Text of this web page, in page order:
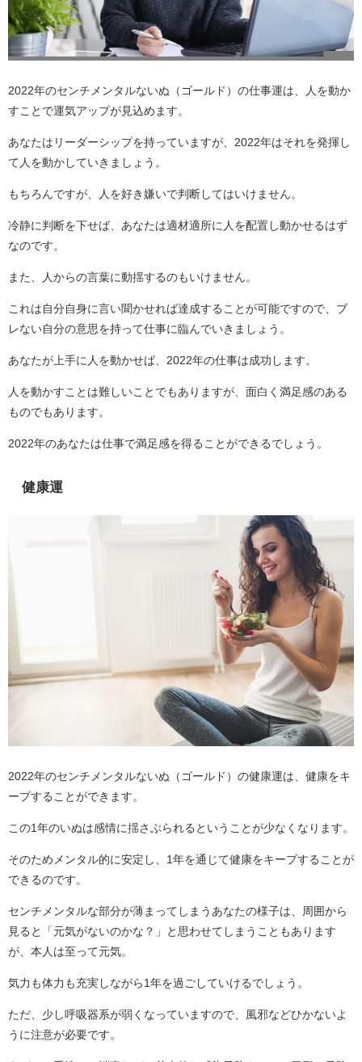
2022年のセンチメンタルないぬ（ゴールド）の仕事運は、人を動か
すことで運気アップが見込めます。
あなたはリーダーシップを持っていますが、2022年はそれを発揮し
て人を動かしていきましょう。
もちろんですが、人を好き嫌いで判断してはいけません。
冷静に判断を下せば、あなたは適材適所に人を配置し動かせるはず
なのです。
また、人からの言葉に動揺するのもいけません。
これは自分自身に言い聞かせれば達成することが可能ですので、ブ
レない自分の意思を持って仕事に臨んでいきましょう。
あなたが上手に人を動かせば、2022年の仕事は成功します。
人を動かすことは難しいことでもありますが、面白く満足感のある
ものでもあります。
2022年のあなたは仕事で満足感を得ることができるでしょう。
健康運
2022年のセンチメンタルないぬ（ゴールド）の健康運は、健康をキ
ープすることができます。
この1年のいぬは感情に揺さぶられるということが少なくなります。
そのためメンタル的に安定し、1年を通じて健康をキープすることが
できるのです。
センチメンタルな部分が薄まってしまうあなたの様子は、周囲から
見ると「元気がないのかな？」と思わせてしまうこともあります
が、本人は至って元気。
気力も体力も充実しながら1年を過ごしていけるでしょう。
ただ、少し呼吸器系が弱くなっていますので、風邪などひかないよ
うに注意が必要です。